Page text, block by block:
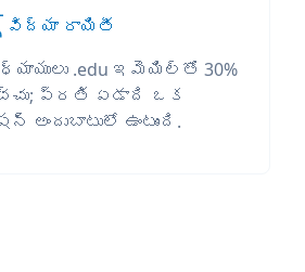
విద్యా రాయితీ
.edu ఇమెయిల్‌తో 30%
ప్రతి ఏడాది ఒక
ఉంటుంది.